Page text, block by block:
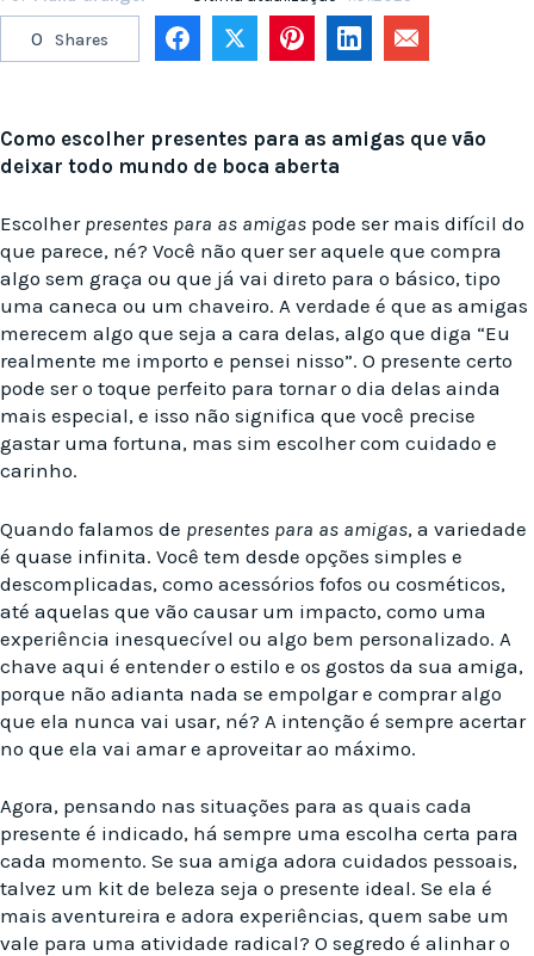
0 Shares
Como escolher presentes para as amigas que vão
deixar todo mundo de boca aberta
Escolher presentes para as amigas pode ser mais difícil do
que parece, né? Você não quer ser aquele que compra
algo sem graça ou que já vai direto para o básico, tipo
uma caneca ou um chaveiro. A verdade é que as amigas
merecem algo que seja a cara delas, algo que diga “Eu
realmente me importo e pensei nisso”. O presente certo
pode ser o toque perfeito para tornar o dia delas ainda
mais especial, e isso não significa que você precise
gastar uma fortuna, mas sim escolher com cuidado e
carinho.
Quando falamos de presentes para as amigas, a variedade
é quase infinita. Você tem desde opções simples e
descomplicadas, como acessórios fofos ou cosméticos,
até aquelas que vão causar um impacto, como uma
experiência inesquecível ou algo bem personalizado. A
chave aqui é entender o estilo e os gostos da sua amiga,
porque não adianta nada se empolgar e comprar algo
que ela nunca vai usar, né? A intenção é sempre acertar
no que ela vai amar e aproveitar ao máximo.
Agora, pensando nas situações para as quais cada
presente é indicado, há sempre uma escolha certa para
cada momento. Se sua amiga adora cuidados pessoais,
talvez um kit de beleza seja o presente ideal. Se ela é
mais aventureira e adora experiências, quem sabe um
vale para uma atividade radical? O segredo é alinhar o